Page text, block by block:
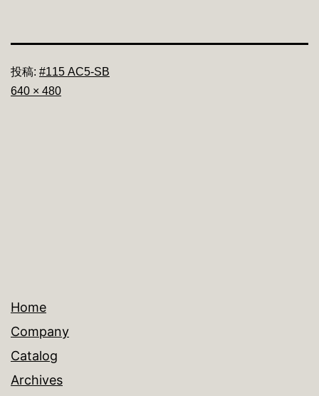
投稿: #115 AC5-SB
フ
640 × 480
Home
Company
Catalog
Archives